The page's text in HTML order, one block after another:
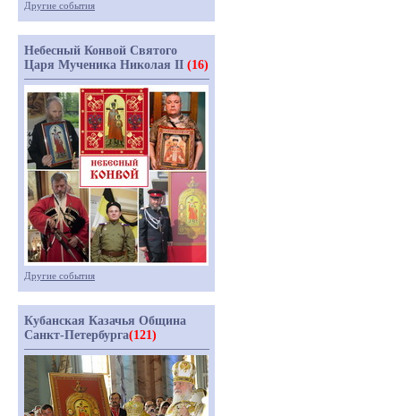
Другие события
Небесный Конвой Святого
Царя Мученика Николая II (16)
Другие события
Кубанская Казачья Община
Санкт-Петербурга(121)